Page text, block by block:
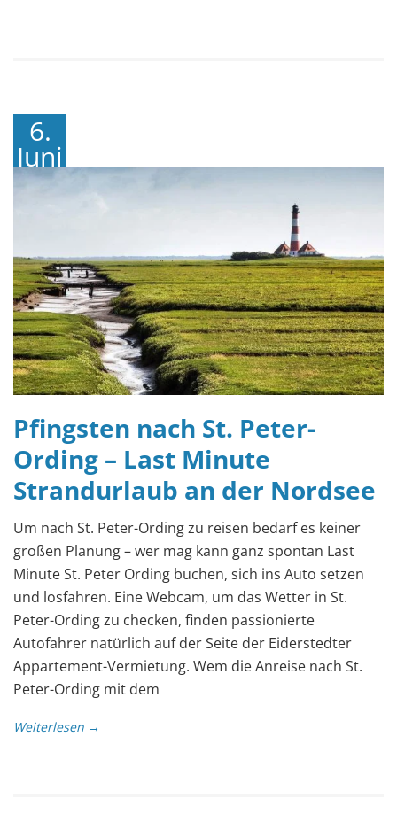
6.
Juni
2019
Pfingsten nach St. Peter-
Ording – Last Minute
Strandurlaub an der Nordsee
Um nach St. Peter-Ording zu reisen bedarf es keiner
großen Planung – wer mag kann ganz spontan Last
Minute St. Peter Ording buchen, sich ins Auto setzen
und losfahren. Eine Webcam, um das Wetter in St.
Peter-Ording zu checken, finden passionierte
Autofahrer natürlich auf der Seite der Eiderstedter
Appartement-Vermietung. Wem die Anreise nach St.
Peter-Ording mit dem
Weiterlesen →